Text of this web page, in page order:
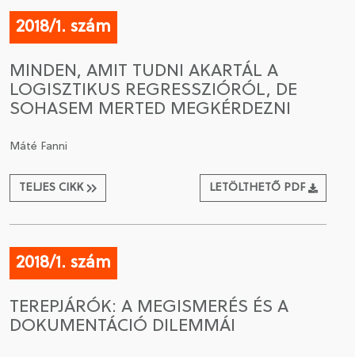
2018/1. szám
MINDEN, AMIT TUDNI AKARTÁL A
LOGISZTIKUS REGRESSZIÓRÓL, DE
SOHASEM MERTED MEGKÉRDEZNI
Máté Fanni
TELJES CIKK LETÖLTHETŐ PDF
2018/1. szám
TEREPJÁRÓK: A MEGISMERÉS ÉS A
DOKUMENTÁCIÓ DILEMMÁI